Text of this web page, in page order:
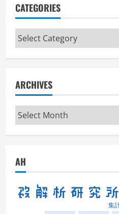
CATEGORIES
Categories
ARCHIVES
Archives
AH